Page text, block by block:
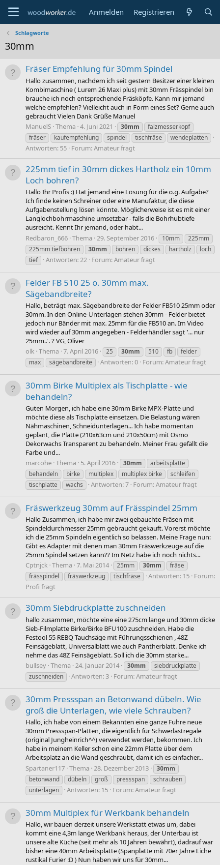
Anmelden Registrieren
Schlagworte
30mm
Fräser Empfehlung für 30mm Spindel
Hallo zusammen, nachdem ich seit gestern Besitzer einer kleinen
Kombimaschine ( Lurem 26 Maxi plus) mit 30mm Frässpindel bin
brauche ich noch entsprechende Fräsköpfe. Kann mir jemand
welche empfehlen? Vielleicht auch in Form eines Set? Gerne auch
gebraucht Vielen Dank Grüße Manuel
ManuelS Thema 4. Juni 2021 30mm
falzmesserkopf
fräser
kaufempfehlung spindel tischfräse wendeplatten
Antworten: 55 Forum:Amateur fragt
225mm tief in 30mm dickes Hartholz ein 10mm
Loch bohren?
Hallo Ihr Profis :) Hat jemand eine Lösung für die o.g. Aufgabe?
Ich finde keinen Schreiner oder eine Manufaktur, die diese
Aufgabenstellung lösen könnte. Möglicherweise ist es mit einer
Langlochbohrmaschine umsetzbar - falls die Bohrhubtiefe
ausreicht. Kennt Ihr jemand, oder habt...
Redbaron_666 Thema 29. September 2016 10mm
225mm
225mm tiefbohren
30mm bohren dickes hartholz
loch
tief
Antworten: 22 Forum:Amateur fragt
Felder FB 510 25 o. 30mm max.
Sägebandbreite?
Hallo, beträgt max. Sägebandbreite der Felder FB510 25mm oder
30mm. In den Online-Unterlagen stehen 30mm - Felder bietet
jedoch nur Bänder mit max. 25mm für die FB510 an. Im Video
wird wieder auf 30mm angegeben - Felderhändler sagt '... nur
25mm..'. ? VG, Oliver
olk Thema 7. April 2016 25 30mm 510 fb
felder
max
sägebandbreite Antworten: 0 Forum:Amateur fragt
30mm Birke Multiplex als Tischplatte - wie
behandeln?
Guten Morgen, ich habe eine 30mm Birke MPX-Platte und
möchte diese als Tischplatte einsetzen. Die Belastung wären
Nähmaschinen, Schneidunterlagen... Ich habe momentan
geplant, die Platte (210x63cm und 210x50cm) mit Osmo
Dekorwachs Transparent zu behandeln. Meiner Frau gefällt die
Farbe und...
marcohe Thema 5. April 2016 30mm
arbeitsplatte
behandeln
birke multiplex multiplex birke
schleifen
tischplatte
wachs Antworten: 7 Forum:Amateur fragt
Fräswerkzeug 30mm auf Frässpindel 25mm
Hallo Zusammen, ich habe mir zwei gebauchte Fräsen mit
Spindeldurchmesser 25mm gebraucht gekauft. Vorerst möchte
ich die 25mm Spindeln eigentlich so belassen. Meine Frage nun:
Gibt es Adapter mit denen man 30mm Fräswerkzeuge auf die
25mm Spindel setzen kann?? Im Netz habe ich noch nichts...
Cptnjck Thema 7. Mai 2014 25mm 30mm
fräse
frässpindel
fräswerkzeug tischfräse Antworten: 15 Forum:
Profi fragt
30mm Siebdruckplatte zuschneiden
hallo zusammen, möchte eine eine 275cm lange und 30mm dicke
Sieb-Filmplatte Birke/Birke BFU100 zuschneiden. Habe die
Festool 55 REBQ Tauchsäge mit Führungsschienen , 48Z
Feinsägeblatt, Universalblatt wie auch Pantherblatt. Denke ich
nehme das 48Z Feinsägeblatt. Soll ich die 30mm starke...
bullsey Thema 24. Januar 2014 30mm
siebdruckplatte
zuschneiden
Antworten: 3 Forum:Amateur fragt
30mm Pressspan an Betonwand dübeln. Wie
groß die Unterlagen, wie viele Schrauben?
Hallo, ich habe von einem Bekannten eine ganze Fuhre neue
30mm Pressspan-Platten, die eigentlich für Schwerlastregale
(original Jungheinrich^^) verwendet werden, bekommen. Ich
habe in meinem Keller schon eine 22mm Platte über dem
Arbeitsplatz an die Wand geschraubt, damit ich es einfacher...
Spartaner117 Thema 28. Dezember 2013
30mm
betonwand
dübeln groß pressspan
schrauben
unterlagen
Antworten: 15 Forum:Amateur fragt
30mm Multiplex für Werkbank behandeln
Hallo, wir bauen derzeit unsere Werkstatt etwas um, dabei
kommt eine 4,3m lange Werkbank heraus, der Unterbau ist
unsere alte Küche (seit mehr als 10 Jahren bewährt), dadrauf war
bisher eine 40mm Arbeitsplatte (Spanplatte mit 70er Jahre Eiche
rustikal Furier :D ) Nun haben wir uns für 30mm...